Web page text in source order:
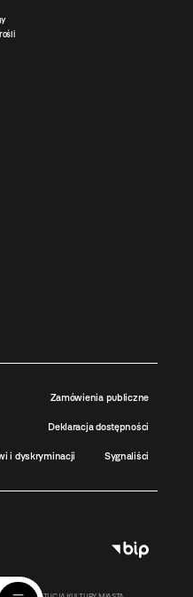
Zamówienia publiczne
Deklaracja dostępności
i dyskryminacji Sygnaliści